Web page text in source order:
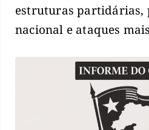
estruturas partidárias,
nacional e ataques